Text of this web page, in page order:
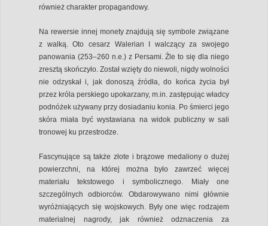
również charakter propagandowy.
Na rewersie innej monety znajdują się symbole związane
z walką. Oto cesarz Walerian I walczący za swojego
panowania (253–260 n.e.) z Persami. Źle to się dla niego
zresztą skończyło. Został wzięty do niewoli, nigdy wolności
nie odzyskał i, jak donoszą źródła, do końca życia był
przez króla perskiego upokarzany, m.in. zastępując władcy
podnóżek używany przy dosiadaniu konia. Po śmierci jego
skóra miała być wystawiana na widok publiczny w sali
tronowej ku przestrodze.
Fascynujące są także złote i brązowe medaliony o dużej
powierzchni, na której można było zawrzeć więcej
materiału tekstowego i symbolicznego. Miały one
szczególnych odbiorców. Obdarowywano nimi głównie
wyróżniających się wojskowych. Były one więc rodzajem
materialnej nagrody, jak również odznaczenia za